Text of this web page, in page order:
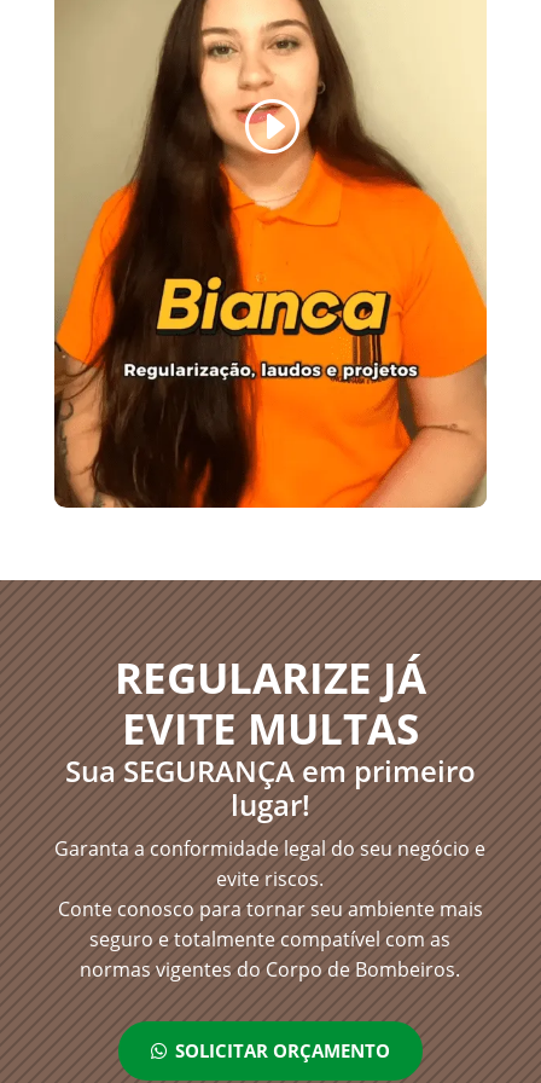
REGULARIZE JÁ
EVITE MULTAS
Sua SEGURANÇA em primeiro
lugar!
Garanta a conformidade legal do seu negócio e
evite riscos.
Conte conosco para tornar seu ambiente mais
seguro e totalmente compatível com as
normas vigentes do Corpo de Bombeiros.
SOLICITAR ORÇAMENTO